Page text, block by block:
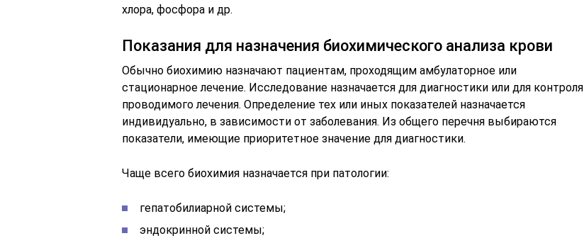
хлора, фосфора и др.
Показания для назначения биохимического анализа крови
Обычно биохимию назначают пациентам, проходящим амбулаторное или
стационарное лечение. Исследование назначается для диагностики или для контроля
проводимого лечения. Определение тех или иных показателей назначается
индивидуально, в зависимости от заболевания. Из общего перечня выбираются
показатели, имеющие приоритетное значение для диагностики.
Чаще всего биохимия назначается при патологии:
гепатобилиарной системы;
эндокринной системы;